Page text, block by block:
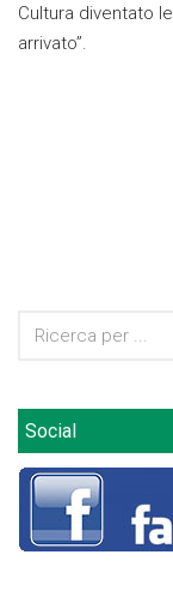
Cultura diventato
arrivato”.
Social